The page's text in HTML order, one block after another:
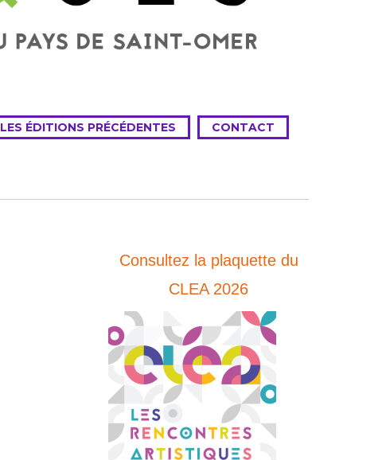
LES ÉDITIONS PRÉCÉDENTES CONTACT
Consultez la plaquette du
CLEA 2026